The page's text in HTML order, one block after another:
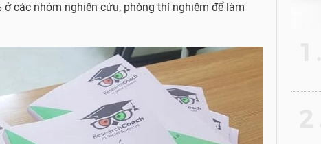
các nhóm nghiên cứu, phòng thí nghiệm để làm